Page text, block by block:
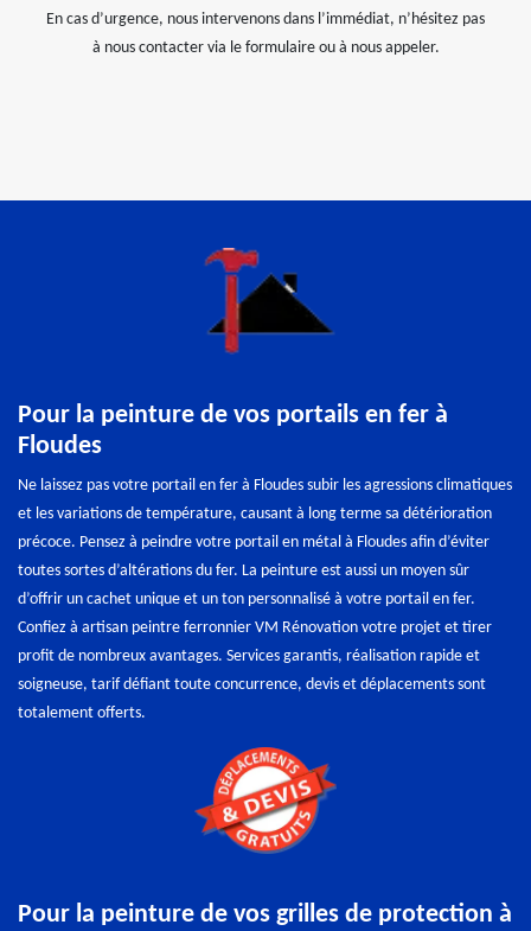
En cas d’urgence, nous intervenons dans l’immédiat, n’hésitez pas
à nous contacter via le formulaire ou à nous appeler.
Pour la peinture de vos portails en fer à
Floudes
Ne laissez pas votre portail en fer à Floudes subir les agressions climatiques
et les variations de température, causant à long terme sa détérioration
précoce. Pensez à peindre votre portail en métal à Floudes afin d’éviter
toutes sortes d’altérations du fer. La peinture est aussi un moyen sûr
d’offrir un cachet unique et un ton personnalisé à votre portail en fer.
Confiez à artisan peintre ferronnier VM Rénovation votre projet et tirer
profit de nombreux avantages. Services garantis, réalisation rapide et
soigneuse, tarif défiant toute concurrence, devis et déplacements sont
totalement offerts.
Pour la peinture de vos grilles de protection à